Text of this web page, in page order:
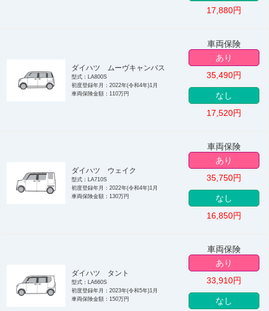
17,880円
ダイハツ ムーヴキャンバス
型式：LA800S
初度登録年月：2022年(令和4年)1月
車両保険金額：110万円
車両保険
あり
35,490円
なし
17,520円
ダイハツ ウェイク
型式：LA710S
初度登録年月：2022年(令和4年)1月
車両保険金額：130万円
車両保険
あり
35,750円
なし
16,850円
ダイハツ タント
型式：LA660S
初度登録年月：2023年(令和5年)1月
車両保険金額：150万円
車両保険
あり
33,910円
なし